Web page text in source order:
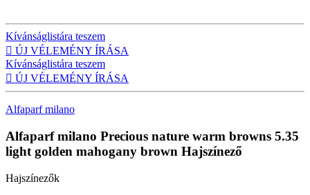
Kívánságlistára teszem
 ÚJ VÉLEMÉNY ÍRÁSA
Kívánságlistára teszem
 ÚJ VÉLEMÉNY ÍRÁSA
Alfaparf milano
Alfaparf milano Precious nature warm browns 5.35
light golden mahogany brown Hajszínező
Hajszínezők